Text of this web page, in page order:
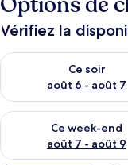
Vérifiez la
Ce soir
août 6 - août 7
Vérifier la
Ce week-end
août 7 - août 9
Vérifier la